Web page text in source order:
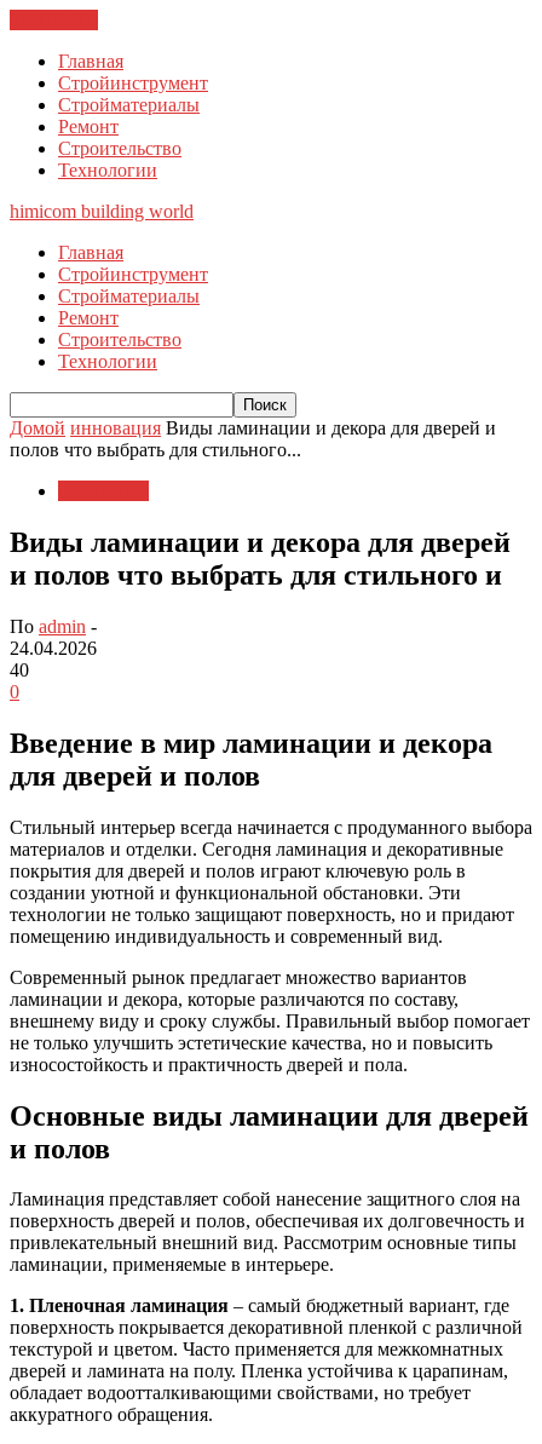
Главная
Стройинструмент
Стройматериалы
Ремонт
Строительство
Технологии
himicom building world
Главная
Стройинструмент
Стройматериалы
Ремонт
Строительство
Технологии
Домой инновация Виды ламинации и декора для дверей и
полов что выбрать для стильного...
Виды ламинации и декора для дверей
и полов что выбрать для стильного и
По admin -
24.04.2026
40
0
Введение в мир ламинации и декора
для дверей и полов
Стильный интерьер всегда начинается с продуманного выбора
материалов и отделки. Сегодня ламинация и декоративные
покрытия для дверей и полов играют ключевую роль в
создании уютной и функциональной обстановки. Эти
технологии не только защищают поверхность, но и придают
помещению индивидуальность и современный вид.
Современный рынок предлагает множество вариантов
ламинации и декора, которые различаются по составу,
внешнему виду и сроку службы. Правильный выбор помогает
не только улучшить эстетические качества, но и повысить
износостойкость и практичность дверей и пола.
Основные виды ламинации для дверей
и полов
Ламинация представляет собой нанесение защитного слоя на
поверхность дверей и полов, обеспечивая их долговечность и
привлекательный внешний вид. Рассмотрим основные типы
ламинации, применяемые в интерьере.
1. Пленочная ламинация – самый бюджетный вариант, где
поверхность покрывается декоративной пленкой с различной
текстурой и цветом. Часто применяется для межкомнатных
дверей и ламината на полу. Пленка устойчива к царапинам,
обладает водоотталкивающими свойствами, но требует
аккуратного обращения.